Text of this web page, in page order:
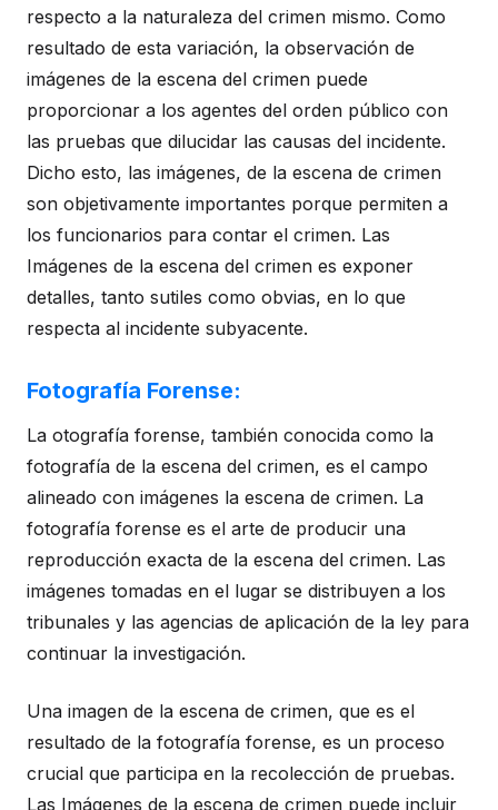
respecto a la naturaleza del crimen mismo. Como
resultado de esta variación, la observación de
imágenes de la escena del crimen puede
proporcionar a los agentes del orden público con
las pruebas que dilucidar las causas del incidente.
Dicho esto, las imágenes, de la escena de crimen
son objetivamente importantes porque permiten a
los funcionarios para contar el crimen. Las
Imágenes de la escena del crimen es exponer
detalles, tanto sutiles como obvias, en lo que
respecta al incidente subyacente.
Fotografía Forense:
La otografía forense, también conocida como la
fotografía de la escena del crimen, es el campo
alineado con imágenes la escena de crimen. La
fotografía forense es el arte de producir una
reproducción exacta de la escena del crimen. Las
imágenes tomadas en el lugar se distribuyen a los
tribunales y las agencias de aplicación de la ley para
continuar la investigación.
Una imagen de la escena de crimen, que es el
resultado de la fotografía forense, es un proceso
crucial que participa en la recolección de pruebas.
Las Imágenes de la escena de crimen puede incluir